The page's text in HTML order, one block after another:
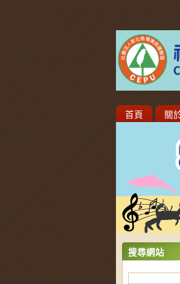
首頁 關
搜尋網站